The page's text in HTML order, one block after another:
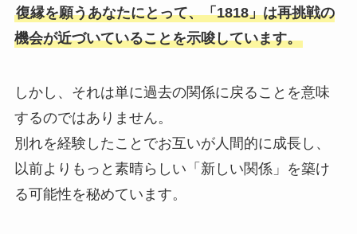
復縁を願うあなたにとって、「1818」は再挑戦の
機会が近づいていることを示唆しています。
しかし、それは単に過去の関係に戻ることを意味
するのではありません。
別れを経験したことでお互いが人間的に成長し、
以前よりもっと素晴らしい「新しい関係」を築け
る可能性を秘めています。